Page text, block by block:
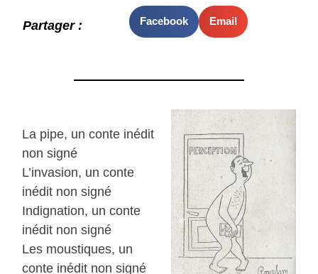
Partager : Facebook Email
La pipe, un conte inédit
non signé
L’invasion, un conte
inédit non signé
Indignation, un conte
inédit non signé
Les moustiques, un
conte inédit non signé